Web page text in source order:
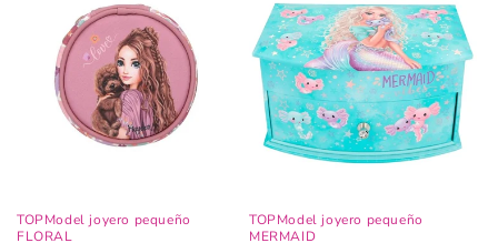
TOPModel joyero pequeño
FLORAL
TOPModel joyero pequeño
MERMAID